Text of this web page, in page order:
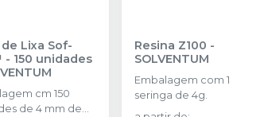
Lixa Sof-
150 unidades
cm 150
de 4 mm de
Resina Z100 -
SOLVENTUM
Embalagem com 1
seringa de 4g.